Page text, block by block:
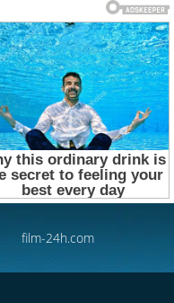
film-24h.com